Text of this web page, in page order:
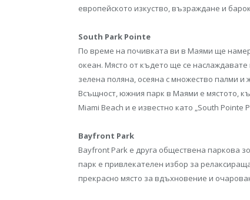
европейското изкуство, възраждане и
South Park Pointe
По време на почивката ви в Маями ще
океан. Място от където ще се
зелена поляна, осеяна с множество палми и
Всъщност, южния парк в Маями е мястото,
Miami Beach и е известно като „South Pointe
Bayfront Park
Bayfront Park е друга обществена паркова
парк е привлекателен избор за
прекрасно място за вдъхновение и